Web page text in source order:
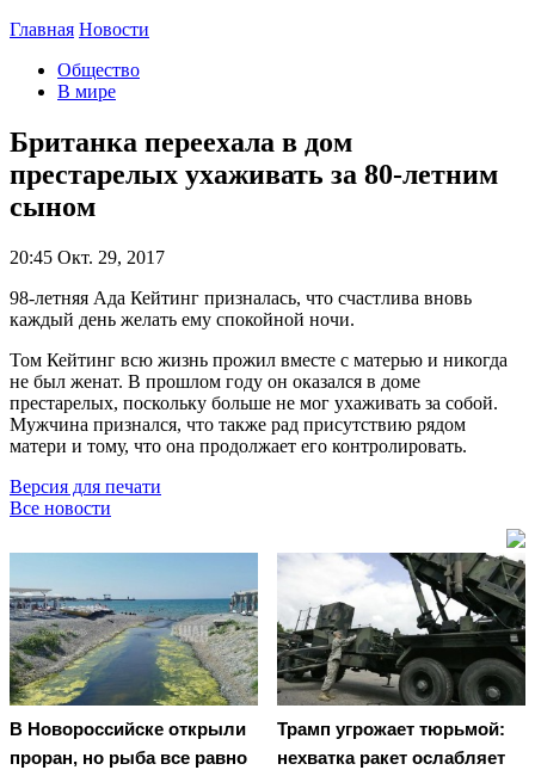
Главная Новости
Общество
В мире
Британка переехала в дом
престарелых ухаживать за 80-летним
сыном
20:45 Окт. 29, 2017
98-летняя Ада Кейтинг призналась, что счастлива вновь
каждый день желать ему спокойной ночи.
Том Кейтинг всю жизнь прожил вместе с матерью и никогда
не был женат. В прошлом году он оказался в доме
престарелых, поскольку больше не мог ухаживать за собой.
Мужчина признался, что также рад присутствию рядом
матери и тому, что она продолжает его контролировать.
Версия для печати
Все новости
В Новороссийске открыли
проран, но рыба все равно
Трамп угрожает тюрьмой:
нехватка ракет ослабляет